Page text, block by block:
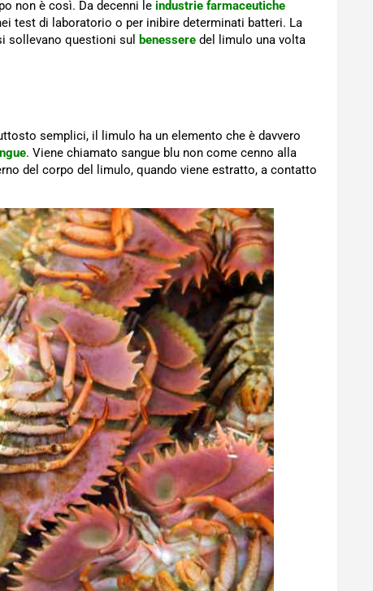
non è così. Da decenni le industrie farmaceutiche
test di laboratorio o per inibire determinati batteri. La
sollevano questioni sul benessere del limulo una volta
semplici, il limulo ha un elemento che è davvero
. Viene chiamato sangue blu non come cenno alla
del corpo del limulo, quando viene estratto, a contatto